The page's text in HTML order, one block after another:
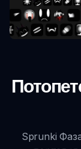
Sprunki
Sprunki